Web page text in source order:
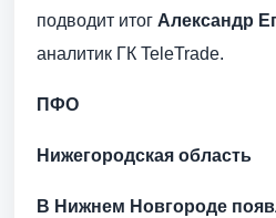
подводит итог Александр
аналитик ГК TeleTrade.
ПФО
Нижегородская область
В Нижнем Новгороде